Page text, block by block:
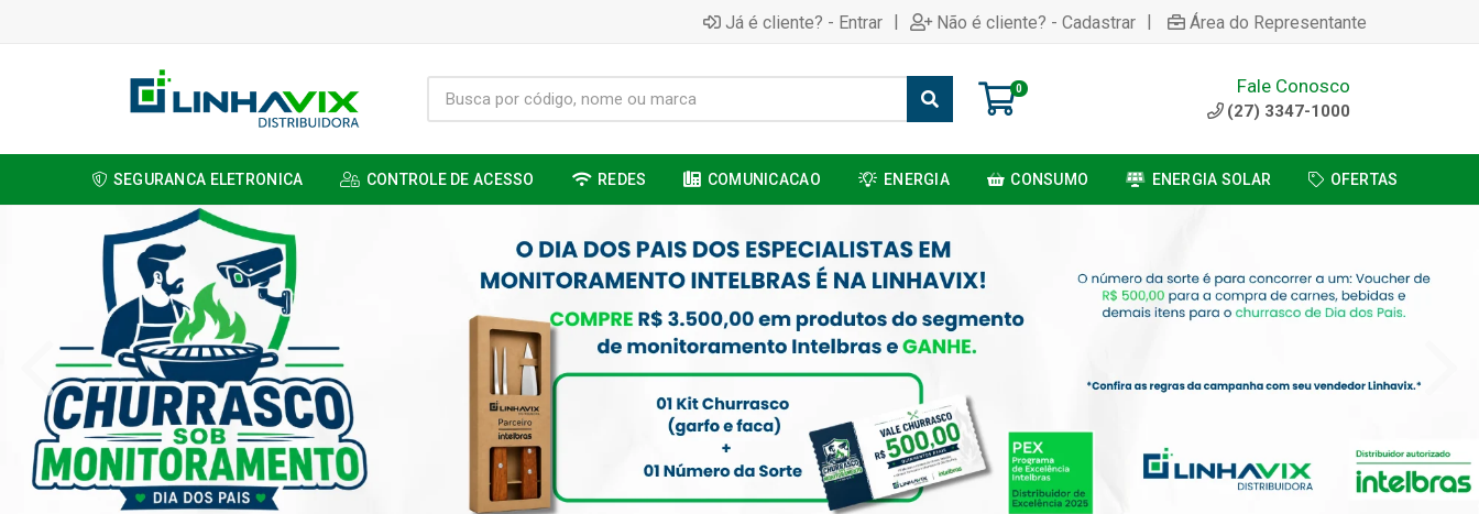
Já é cliente? - Entrar | Não é cliente? - Cadastrar | Área do Representante
0 Fale Conosco
(27) 3347-1000
SEGURANCA ELETRONICA CONTROLE DE ACESSO REDES COMUNICACAO ENERGIA CONSUMO ENERGIA SOLAR OFERTAS